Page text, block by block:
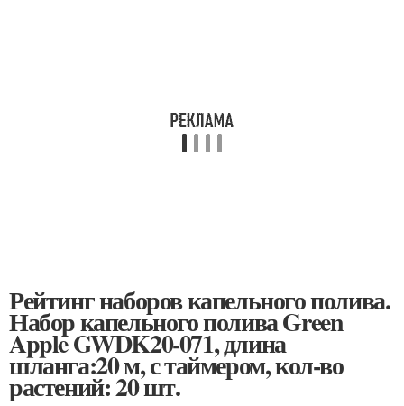
Рейтинг наборов капельного полива.
Набор капельного полива Green
Apple GWDK20-071, длина
шланга:20 м, с таймером, кол-во
растений: 20 шт.